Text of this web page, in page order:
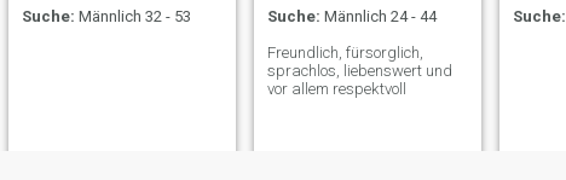
Suche: Männlich 32 - 53
Suche: Männlich 24 - 44
Freundlich, fürsorglich,
sprachlos, liebenswert und
vor allem respektvoll
Suche: